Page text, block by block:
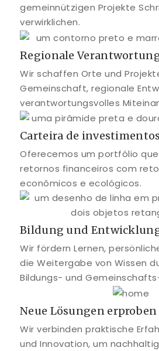
gemeinnützigen Projekte
verwirklichen.
Regionale
Wir schaffen Orte und
Gemeinschaft, regionale
verantwortungsvolles
Carteira de investimentos
Oferecemos um portfólio
retornos financeiros com
econômicos e ecológicos.
Bildung und
Wir fördern Lernen,
die Weitergabe von Wissen
Bildungs- und
Neue Lösungen erproben
Wir verbinden praktische
und Innovation, um